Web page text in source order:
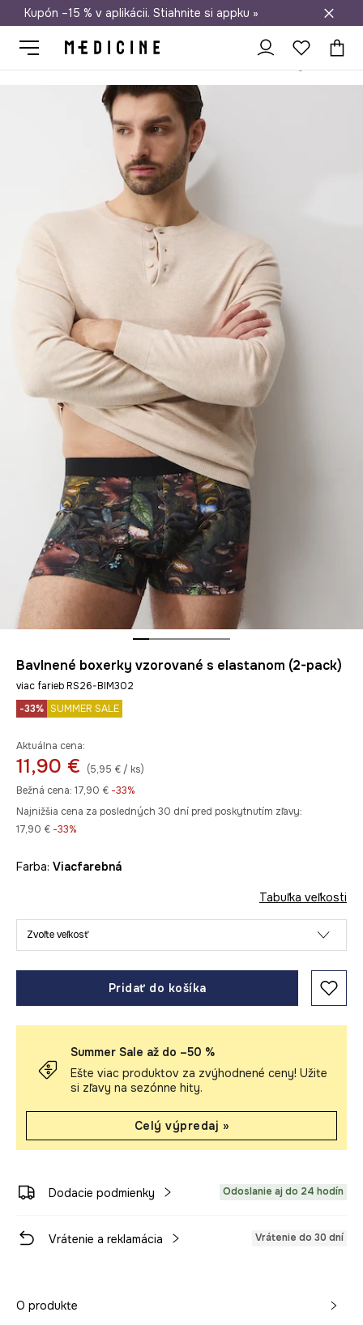
Doprava zadarmo od 50 €
Kupón –15 % v aplikácii. Stiahnite si appku »
Bavlnené boxerky vzorované s elastanom (2-pack)
viac farieb RS26-BIM302
-33% SUMMER SALE
Aktuálna cena:
11,90 €
(5,95 € / ks)
Bežná cena: 17,90 € -33%
Najnižšia cena za posledných 30 dní pred poskytnutím zľavy:
17,90 € -33%
Farba: viacfarebná
Tabuľka veľkosti
Zvoľte veľkosť
Pridať do košíka
Summer Sale až do –50 %
Ešte viac produktov za zvýhodnené ceny! Užite
si zľavy na sezónne hity.
Celý výpredaj »
Dodacie podmienky Odoslanie aj do 24 hodín
Vrátenie a reklamácia Vrátenie do 30 dní
O produkte